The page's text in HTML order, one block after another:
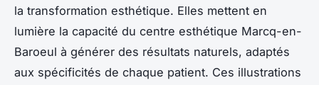
la transformation esthétique. Elles mettent en
lumière la capacité du centre esthétique Marcq-en-
Baroeul à générer des résultats naturels, adaptés
aux spécificités de chaque patient. Ces illustrations